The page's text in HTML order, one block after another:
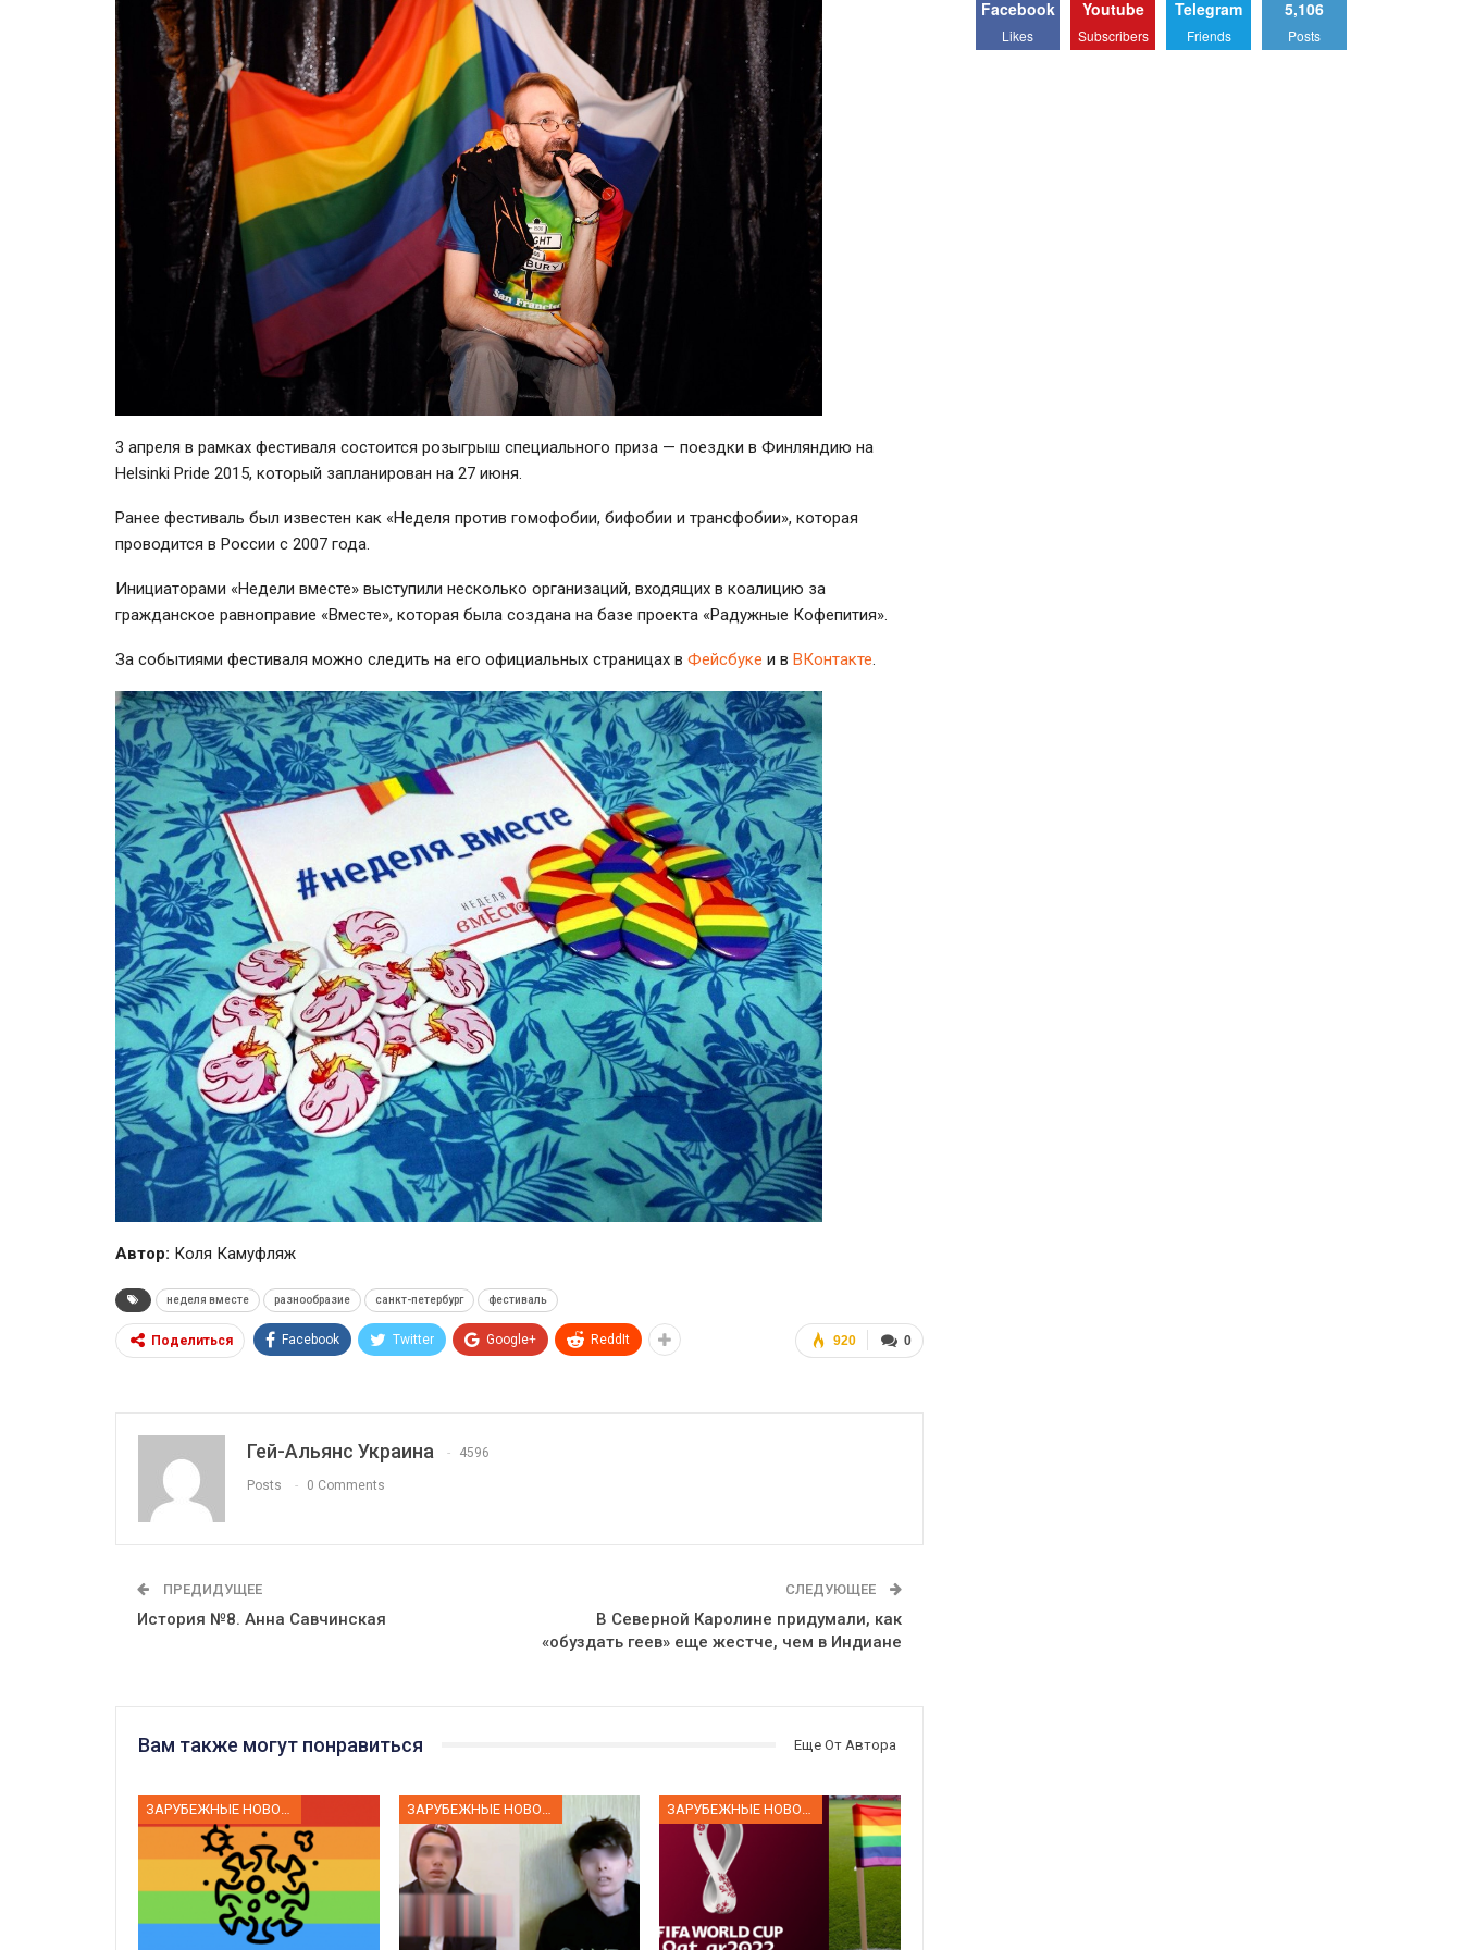
3 апреля в рамках фестиваля состоится розыгрыш специального приза — поездки в Финляндию на
Helsinki Pride 2015, который запланирован на 27 июня.
Ранее фестиваль был известен как «Неделя против гомофобии, бифобии и трансфобии», которая
проводится в России с 2007 года.
Инициаторами «Недели вместе» выступили несколько организаций, входящих в коалицию за
гражданское равноправие «Вместе», которая была создана на базе проекта «Радужные Кофепития».
За событиями фестиваля можно следить на его официальных страницах в Фейсбуке и в ВКонтакте
Автор: Коля Камуфляж
неделя вместе разнообразие санкт-петербург фестиваль
0
920
Поделиться Facebook Twitter Google+ ReddIt
Гей-Альянс Украина 4596
Posts 0 Comments
ПРЕДИДУЩЕЕ
История №8. Анна Савчинская
СЛЕДУЮЩЕЕ
В Северной Каролине придумали, как
«обуздать геев» еще жестче, чем в Индиане
Вам также могут понравиться Еще От Автора
ЗАРУБЕЖНЫЕ НОВОСТИ ЗАРУБЕЖНЫЕ НОВОСТИ ЗАРУБЕЖНЫЕ НОВОСТИ
Facebook
Likes
Youtube
Subscribers
Telegram
Friends
5,106
Posts